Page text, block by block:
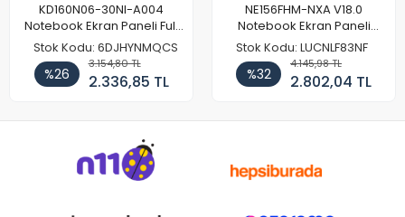
KD160N06-30NI-A004
Notebook Ekran Paneli Full
HD
Stok Kodu: 6DJHYNMQCS
%26
3.154,80 TL
2.336,85 TL
NE156FHM-NXA V18.0
Notebook Ekran Paneli
144Hz
Stok Kodu: LUCNLF83NF
%32
4.145,98 TL
2.802,04 TL